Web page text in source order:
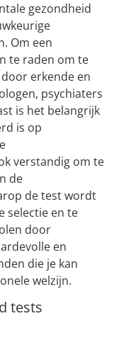
gezondheid
Om een
te raden om te
erkende en
psychiaters
is het belangrijk
is op
verstandig om te
de
de test wordt
selectie en te
door
en
die je kan
welzijn.
tests